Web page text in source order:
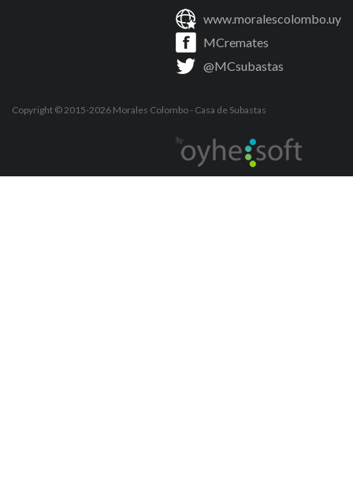
www.moralescolombo.uy
MCremates
@MCsubastas
Copyright © 2015-2026 Morales Colombo- Casa de Subastas